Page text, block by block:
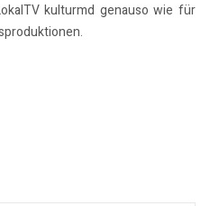
kulturmd genauso wie für